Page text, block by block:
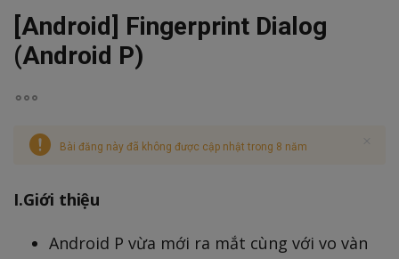
[Android] Fingerprint Dialog
(Android P)
Bài đăng này đã không được cập nhật trong 8 năm
I.Giới thiệu
Android P vừa mới ra mắt cùng với vo vàn